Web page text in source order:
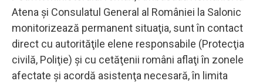
Atena şi Consulatul General al României la Salonic
monitorizează permanent situaţia, sunt în contact
direct cu autorităţile elene responsabile (Protecţia
civilă, Poliţie) şi cu cetăţenii români aflaţi în zonele
afectate şi acordă asistenţa necesară, în limita